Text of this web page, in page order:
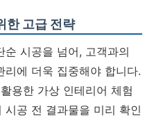
한 고급 전략
시공을 넘어, 고객과의
리에 더욱 집중해야 합니다.
용한 가상 인테리어 체험
공 전 결과물을 미리 확인